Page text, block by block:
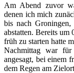
Am Abend zuvor
denen ich mich
bis nach Groningen,
abstatten. Bereits
früh zu starten hatte
Nachmittag war
angesagt, bei einem
dem Regen am